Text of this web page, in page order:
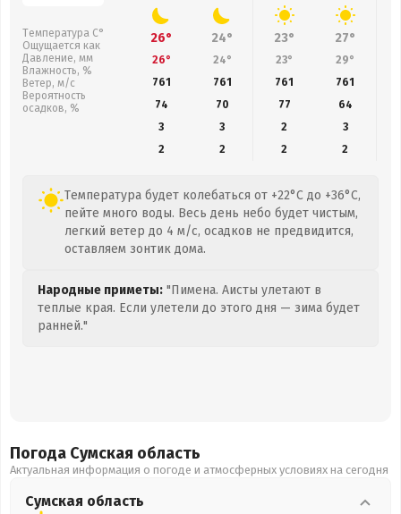
Температура С°
Ощущается как
Давление, мм
Влажность, %
Ветер, м/с
Вероятность
осадков, %
26° 24° 23° 27°
26° 24° 23° 29°
761
761 761 761
74
70 77 64
3
3 2
3
2
2 2 2
Температура будет колебаться от +22°C до +36°C,
пейте много воды. Весь день небо будет чистым,
легкий ветер до 4 м/с, осадков не предвидится,
оставляем зонтик дома.
Народные приметы: "Пимена. Аисты улетают в
теплые края. Если улетели до этого дня — зима будет
ранней."
Погода Сумская область
Актуальная информация о погоде и атмосферных условиях на сегодня
Сумская область